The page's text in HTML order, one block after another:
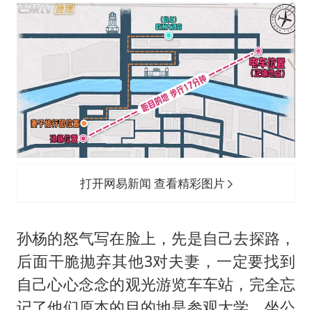
打开网易新闻 查看精彩图片
孙杨的怒气写在脸上，先是自己去探路，
后面干脆抛弃其他3对夫妻，一定要找到
自己心心念念的观光游览车车站，完全忘